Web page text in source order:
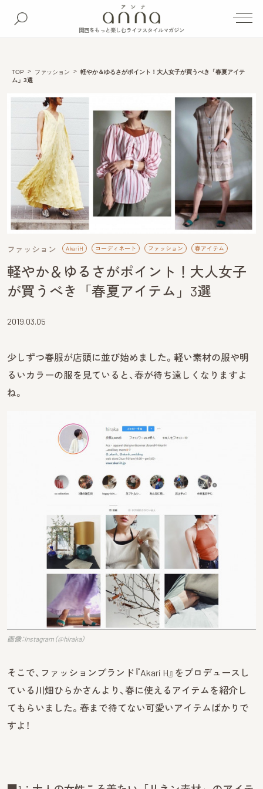
関西をもっと楽しむライフスタイルマガジン
TOP ファッション
軽やか＆ゆるさがポイント！大人女子が買うべき「春夏アイテ
ム」3選
ファッション AkariH コーディネート ファッション 春アイテム
軽やか＆ゆるさがポイント！大人女子
が買うべき「春夏アイテム」3選
2019.03.05
少しずつ春服が店頭に並び始めました。軽い素材の服や明
るいカラーの服を見ていると、春が待ち遠しくなりますよ
ね。
画像：Instagram（@hiraka）
そこで、ファッションブランド『Akari H』をプロデュースし
ている川畑ひらかさんより、春に使えるアイテムを紹介し
てもらいました。春まで待てない可愛いアイテムばかりで
すよ！